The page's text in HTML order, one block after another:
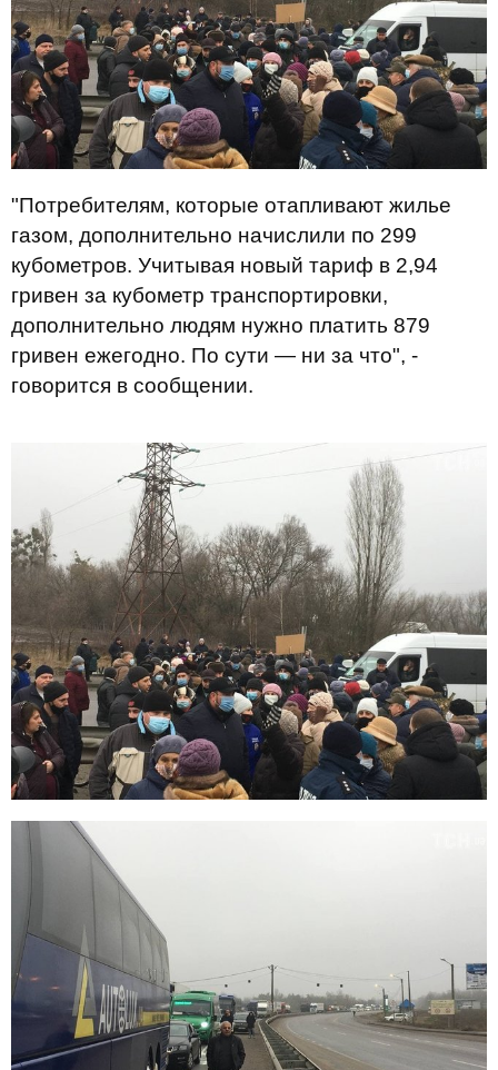
"Потребителям, которые отапливают жилье
газом, дополнительно начислили по 299
кубометров. Учитывая новый тариф в 2,94
гривен за кубометр транспортировки,
дополнительно людям нужно платить 879
гривен ежегодно. По сути — ни за что", -
говорится в сообщении.